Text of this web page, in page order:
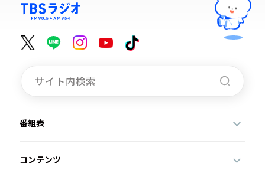
番組表
コンテンツ